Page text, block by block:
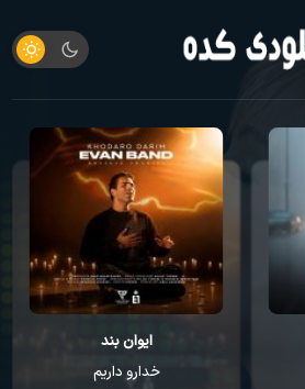
ایوان بند
خدارو داریم